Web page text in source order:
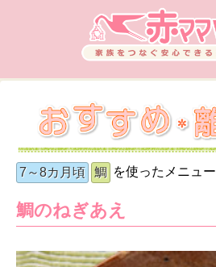
7～8カ月頃 鯛 を使ったメニュー
鯛のねぎあえ